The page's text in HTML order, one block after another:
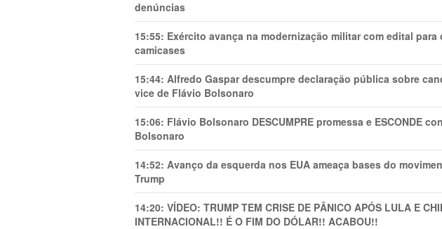
denúncias
15:55: Exército avança na modernização militar com edital para
camicases
15:44: Alfredo Gaspar descumpre declaração pública sobre
vice de Flávio Bolsonaro
15:06: Flávio Bolsonaro DESCUMPRE promessa e ESCONDE
Bolsonaro
14:52: Avanço da esquerda nos EUA ameaça bases do
Trump
14:20: VÍDEO: TRUMP TEM CRlSE DE PÂNlCO APÓS LULA E
INTERNACIONAL!! É O FIM DO DÓLAR!! ACABOU!!